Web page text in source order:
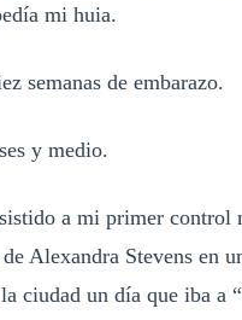
mi huia.
semanas de embarazo.
y medio.
a mi primer control
Alexandra Stevens en
ciudad un día que iba a